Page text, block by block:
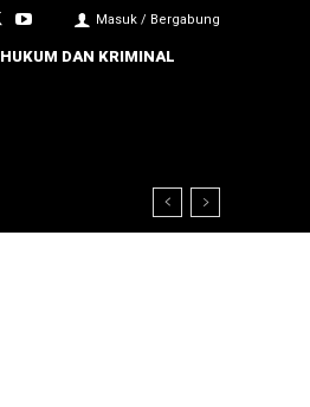
Masuk / Bergabung
HUKUM DAN KRIMINAL